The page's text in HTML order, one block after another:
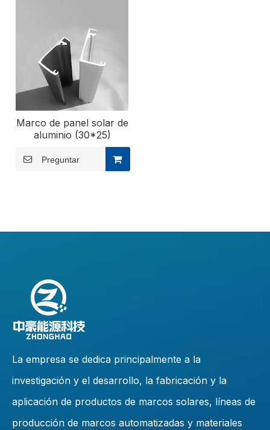
Marco de panel solar de
aluminio (30*25)
Preguntar
La empresa se dedica principalmente a la
investigación y el desarrollo, la fabricación y la
aplicación de productos de marcos solares, líneas de
producción de marcos automatizadas y materiales